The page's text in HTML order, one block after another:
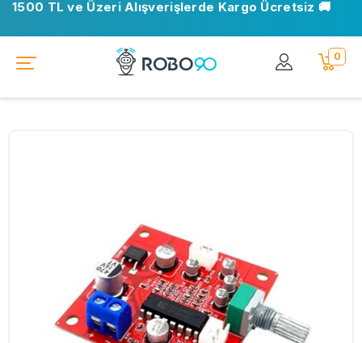
1500 TL ve Üzeri Alışverişlerde Kargo Ücretsiz 🚚
0